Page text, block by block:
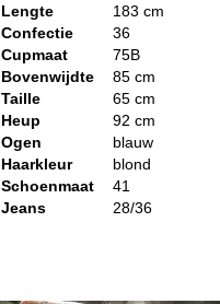
Lengte
183 cm
Confectie
36
Cupmaat
75B
Bovenwijdte
85 cm
Taille
65 cm
Heup
92 cm
Ogen
blauw
Haarkleur
blond
Schoenmaat
41
Jeans
28/36